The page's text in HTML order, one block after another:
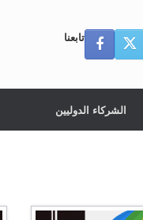
تابعنا
الشركاء الدوليين